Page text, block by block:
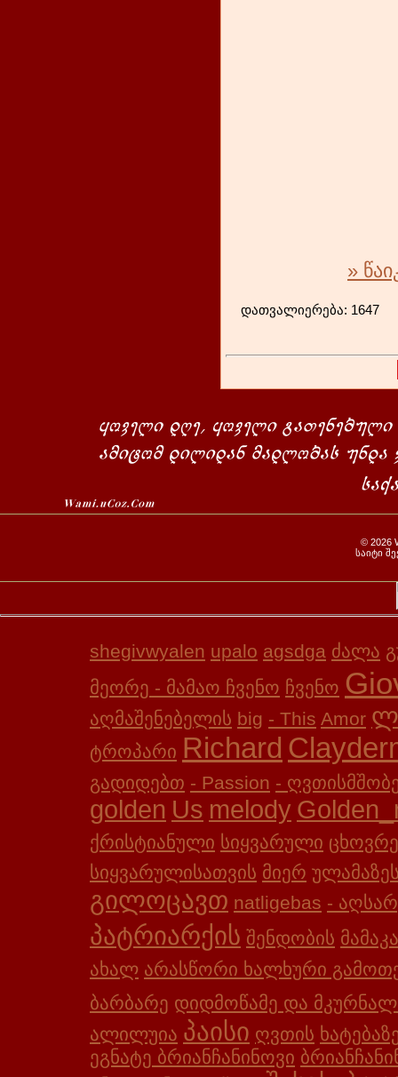
»
© 2026
საიტი
shegivwyalen upalo agsdga ძალა
მეორე - მამაო ჩვენო ჩვენო
აღმაშენებელის big - This Amor
ტროპარი Richard
გადიდებთ - Passion -
golden Us melody
ქრისტიანული სიყვარული
სიყვარულისათვის მიერ
გილოცავთ natligebas -
პატრიარქის შენდობის
ახალ არასწორი ხალხური
ბარბარე დიდმოწამე და
ალილუია პაისი ღვთის
ეგნატე ბრიანჩანინოვი